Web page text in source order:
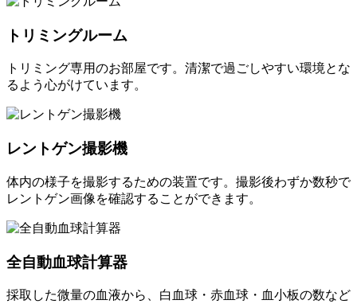
トリミングルーム
トリミング専用のお部屋です。清潔で過ごしやすい環境とな
るよう心がけています。
レントゲン撮影機
体内の様子を撮影するための装置です。撮影後わずか数秒で
レントゲン画像を確認することができます。
全自動血球計算器
採取した微量の血液から、白血球・赤血球・血小板の数など